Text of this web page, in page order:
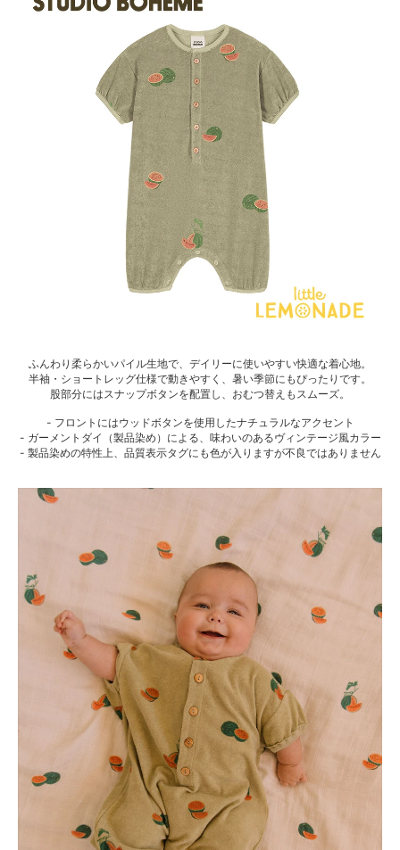
ふんわり柔らかいパイル生地で、デイリーに使いやすい快適な着心地。
半袖・ショートレッグ仕様で動きやすく、暑い季節にもぴったりです。
股部分にはスナップボタンを配置し、おむつ替えもスムーズ。
- フロントにはウッドボタンを使用したナチュラルなアクセント
- ガーメントダイ（製品染め）による、味わいのあるヴィンテージ風カラー
- 製品染めの特性上、品質表示タグにも色が入りますが不良ではありません